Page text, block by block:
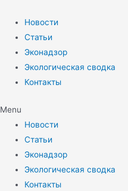
содержимому
Новости
Статьи
Эконадзор
Экологическая сводка
Контакты
Menu
Новости
Статьи
Эконадзор
Экологическая сводка
Контакты